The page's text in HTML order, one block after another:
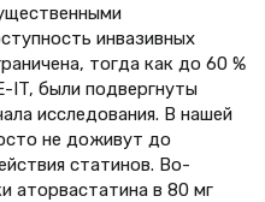
инвазивных
тогда как до 60 %
IT, были подвергнуты
исследования. В нашей
не доживут до
статинов. Во-
аторвастатина в 80 мг